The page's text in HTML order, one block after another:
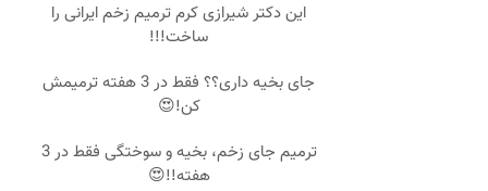
این دکتر شیرازی کرم ترمیم زخم ایرانی را
ساخت!!!
جای بخیه داری؟؟ فقط در 3 هفته ترمیمش
کن!😍
ترمیم جای زخم، بخیه و سوختگی فقط در 3
هفته!!😍